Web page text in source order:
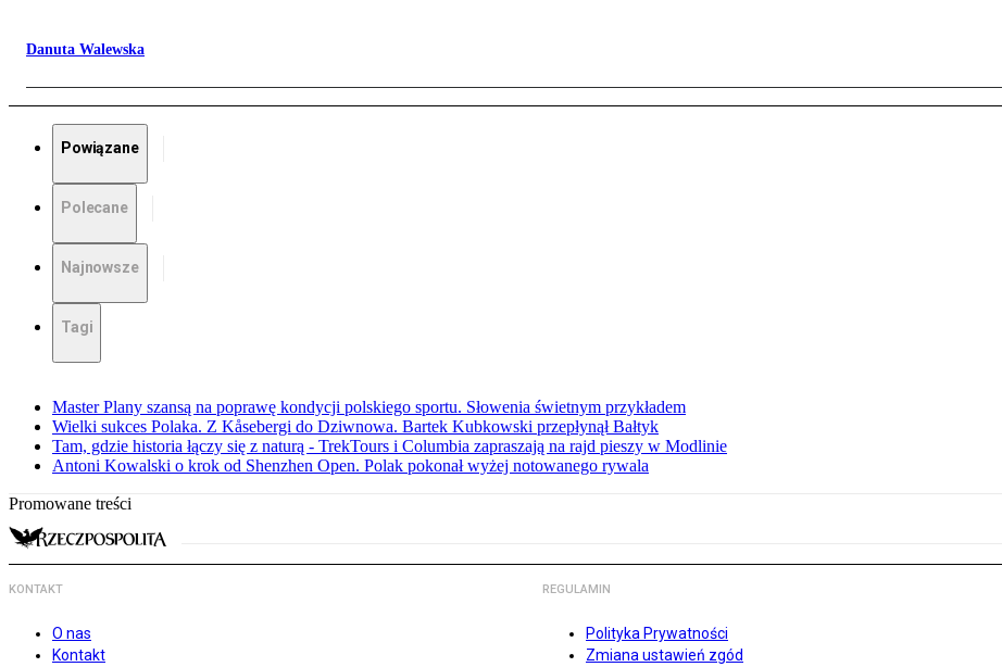
Danuta Walewska
Powiązane
Polecane
Najnowsze
Tagi
Master Plany szansą na poprawę kondycji polskiego sportu. Słowenia świetnym przykładem
Wielki sukces Polaka. Z Kåsebergi do Dziwnowa. Bartek Kubkowski przepłynął Bałtyk
Tam, gdzie historia łączy się z naturą - TrekTours i Columbia zapraszają na rajd pieszy w Modlinie
Antoni Kowalski o krok od Shenzhen Open. Polak pokonał wyżej notowanego rywala
Promowane treści
KONTAKT
O nas
Kontakt
REGULAMIN
Polityka Prywatności
Zmiana ustawień zgód